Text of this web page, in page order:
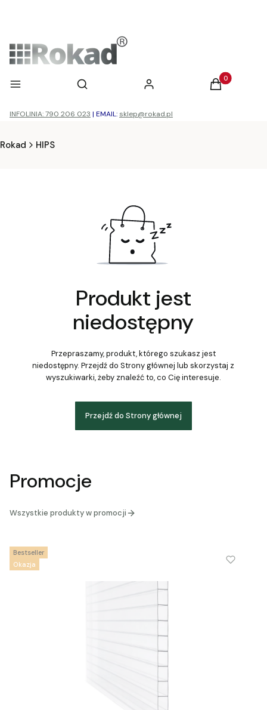
Menu Otwórz wyszukiwarkę
Szukaj Zaloguj się Produkty w
Koszyk
INFOLINIA: 790 206 023 | EMAIL: sklep@rokad.pl
Rokad HIPS
Produkt jest
niedostępny
Przepraszamy, produkt, którego szukasz jest
niedostępny. Przejdź do Strony głównej lub skorzystaj z
wyszukiwarki, żeby znaleźć to, co Cię interesuje.
Przejdź do Strony głównej
Promocje
Wszystkie produkty w promocji
Okazja
Bestseller